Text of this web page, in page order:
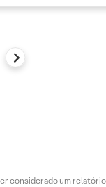
considerado um